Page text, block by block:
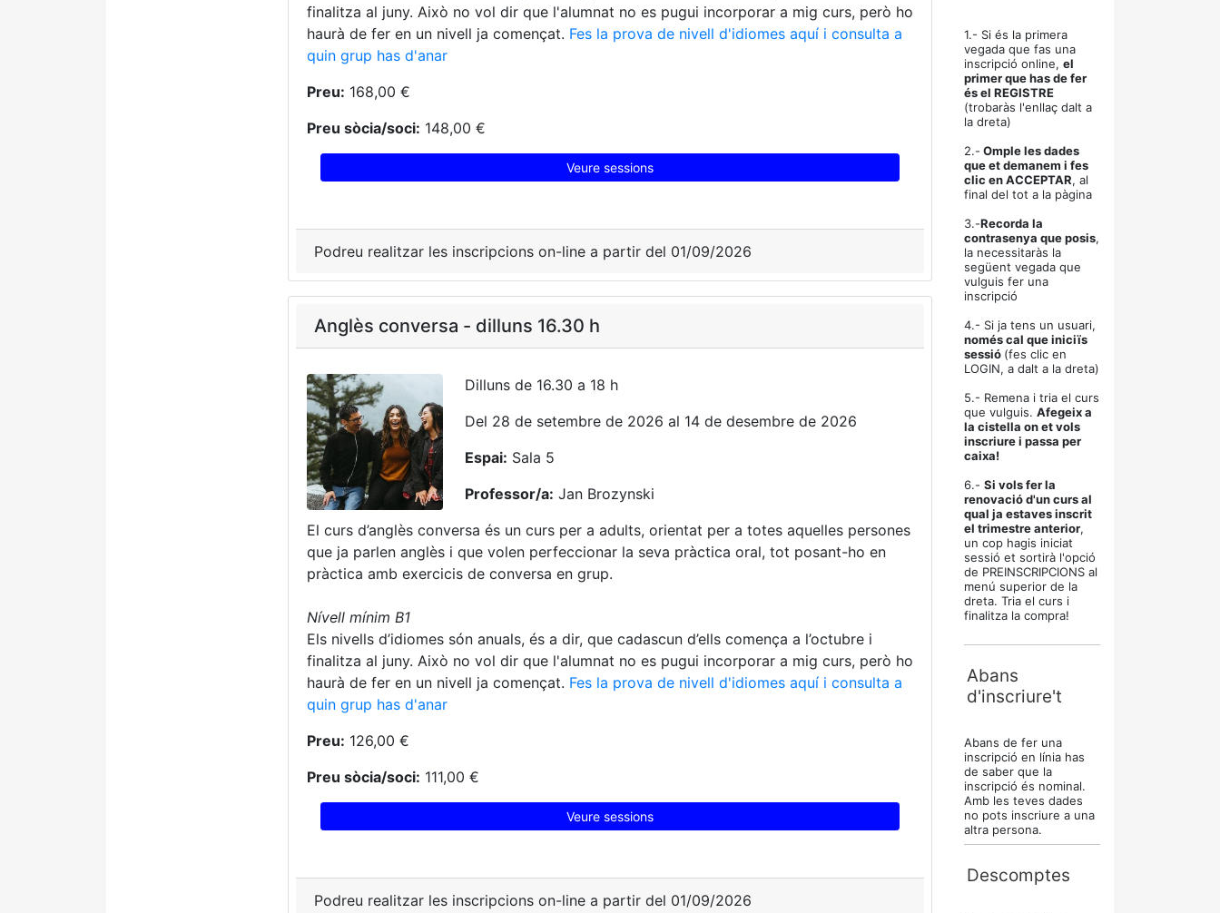
finalitza al juny. Això no vol dir que l'alumnat no es pugui incorporar a mig curs, però ho
haurà de fer en un nivell ja començat. Fes la prova de nivell d'idiomes aquí i consulta a
quin grup has d'anar
Preu: 168,00 €
Preu sòcia/soci: 148,00 €
Veure sessions
Podreu realitzar les inscripcions on-line a partir del 01/09/2026
Anglès conversa - dilluns 16.30 h
Dilluns de 16.30 a 18 h
Del 28 de setembre de 2026 al 14 de desembre de 2026
Espai: Sala 5
Professor/a: Jan Brozynski
El curs d’anglès conversa és un curs per a adults, orientat per a totes aquelles persones
que ja parlen anglès i que volen perfeccionar la seva pràctica oral, tot posant-ho en
pràctica amb exercicis de conversa en grup.
Nívell mínim B1
Els nivells d’idiomes són anuals, és a dir, que cadascun d’ells comença a l’octubre i
finalitza al juny. Això no vol dir que l'alumnat no es pugui incorporar a mig curs, però ho
haurà de fer en un nivell ja començat. Fes la prova de nivell d'idiomes aquí i consulta a
quin grup has d'anar
Preu: 126,00 €
Preu sòcia/soci: 111,00 €
Veure sessions
Podreu realitzar les inscripcions on-line a partir del 01/09/2026
1.- Si és la primera
vegada que fas una
inscripció online, el
primer que has de fer
és el REGISTRE
(trobaràs l'enllaç dalt a
la dreta)
2.- Omple les dades
que et demanem i fes
clic en ACCEPTAR, al
final del tot a la pàgina
3.-Recorda la
contrasenya que posis,
la necessitaràs la
següent vegada que
vulguis fer una
inscripció
4.- Si ja tens un usuari,
només cal que iniciïs
sessió (fes clic en
LOGIN, a dalt a la dreta)
5.- Remena i tria el curs
que vulguis. Afegeix a
la cistella on et vols
inscriure i passa per
caixa!
6.- Si vols fer la
renovació d'un curs al
qual ja estaves inscrit
el trimestre anterior,
un cop hagis iniciat
sessió et sortirà l'opció
de PREINSCRIPCIONS al
menú superior de la
dreta. Tria el curs i
finalitza la compra!
Abans
d'inscriure't
Abans de fer una
inscripció en línia has
de saber que la
inscripció és nominal.
Amb les teves dades
no pots inscriure a una
altra persona.
Descomptes